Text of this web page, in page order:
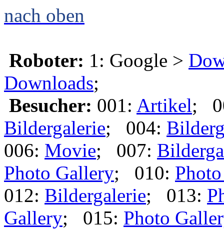
nach oben
Roboter: 1: Google >
Downloads;
Besucher: 001: Artikel;
Bildergalerie; 004:
006: Movie; 007:
Photo Gallery; 010:
012: Bildergalerie; 013:
Gallery; 015: Photo